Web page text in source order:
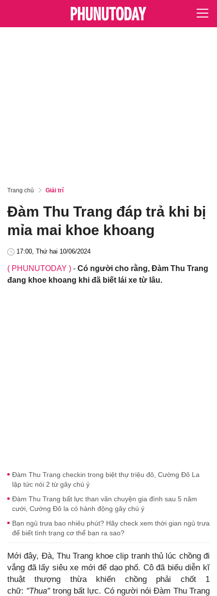
Trang chủ Giải trí
Đàm Thu Trang đáp trả khi bị
mỉa mai khoe khoang
17:00, Thứ hai 10/06/2024
( PHUNUTODAY ) - Có người cho rằng, Đàm Thu Trang
đang khoe khoang khi đã biết lái xe từ lâu.
Đàm Thu Trang checkin trong biệt thự triệu đô, Cường Đô La
lập tức nói 2 từ gây chú ý
Đàm Thu Trang bất lực than vãn chuyện gia đình sau 5 năm
cưới, Cường Đô la có hành động gây chú ý
Bạn ngủ trưa bao nhiêu phút? Hãy check xem thời gian ngủ trưa
để biết tình trạng cơ thể bạn ra sao?
Mới đây, Đà, Thu Trang khoe clip tranh thủ lúc chồng đi
vắng đã lấy siêu xe mới để dạo phố. Cô đã biểu diễn kĩ
thuật thượng thừa khiến chồng phải chốt 1
chữ: "Thua"trong bất lực. Có người nói Đàm Thu Trang